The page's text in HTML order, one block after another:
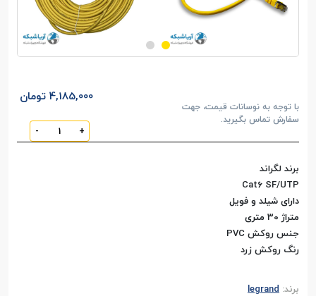
با توجه به نوسانات قیمت، جهت
سفارش تماس بگیرید.
4,185,000 تومان
+
-
برند لگراند
Cat6 SF/UTP
دارای شیلد و فویل
متراژ 30 متری
جنس روکش PVC
رنگ روکش زرد
برند: legrand